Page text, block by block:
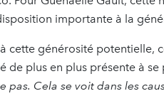
importante à la
cette générosité potentielle,
de plus en plus présente à se
pas. Cela se voit dans les